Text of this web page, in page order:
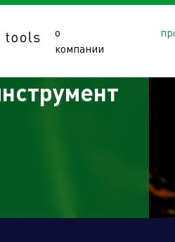
о
компании
подразделений